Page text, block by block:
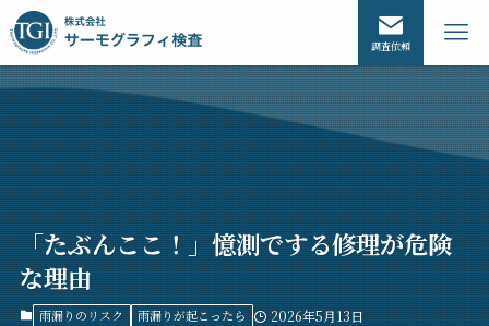
調査依頼
「たぶんここ！」憶測でする修理が危険
な理由
雨漏りのリスク 雨漏りが起こったら 2026年5月13日